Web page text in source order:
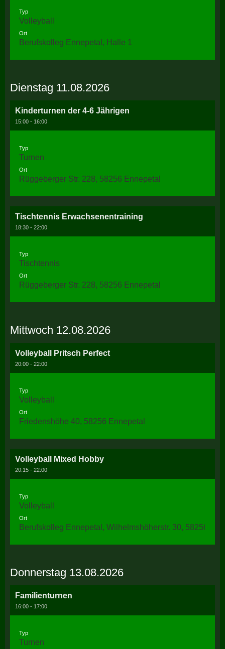
Typ
Volleyball
Ort
Berufskolleg Ennepetal, Halle 1
Dienstag 11.08.2026
Kinderturnen der 4-6 Jährigen
15:00 - 16:00
Typ
Turnen
Ort
Rüggeberger Str. 228, 58256 Ennepetal
Tischtennis Erwachsenentraining
18:30 - 22:00
Typ
Tischtennis
Ort
Rüggeberger Str. 228, 58256 Ennepetal
Mittwoch 12.08.2026
Volleyball Pritsch Perfect
20:00 - 22:00
Typ
Volleyball
Ort
Friedenshöhe 40, 58256 Ennepetal
Volleyball Mixed Hobby
20:15 - 22:00
Typ
Volleyball
Ort
Berufskolleg Ennepetal, Wilhelmshöherstr. 30, 58256
Donnerstag 13.08.2026
Familienturnen
16:00 - 17:00
Typ
Turnen